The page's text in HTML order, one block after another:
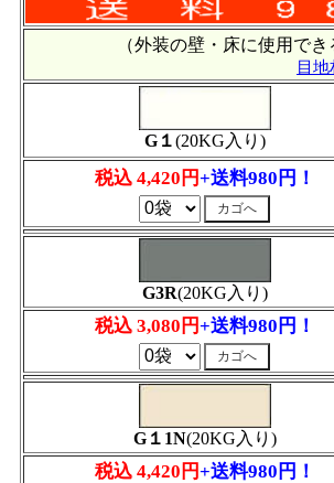
（外装の壁・床に使用で
目
G１(20KG入り)
税込 4,420円+送料980円！
G3R(20KG入り)
税込 3,080円+送料980円！
G１1N(20KG入り)
税込 4,420円+送料980円！